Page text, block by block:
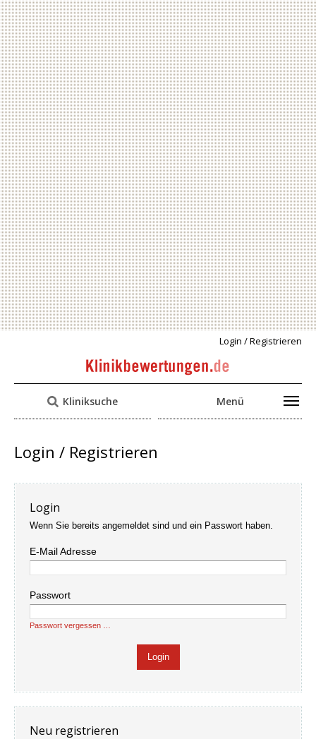
Login / Registrieren
Kliniksuche Menü
Login / Registrieren
Login
Wenn Sie bereits angemeldet sind und ein Passwort haben.
E-Mail Adresse
Passwort
Passwort vergessen …
Neu registrieren